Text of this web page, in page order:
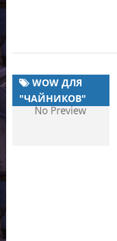
WOW ДЛЯ
"ЧАЙНИКОВ"